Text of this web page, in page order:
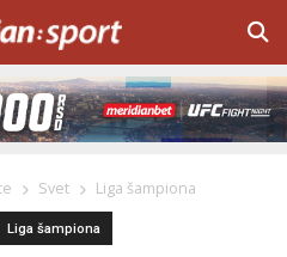
Svet Liga šampiona
Liga šampiona